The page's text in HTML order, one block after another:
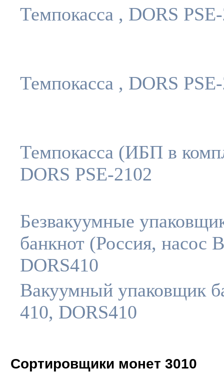
Темпокасса , DORS
Темпокасса , DORS
Темпокасса (ИБП в
DORS PSE-2102
Безвакуумные
банкнот (Россия, насос
DORS410
Вакуумный упаковщик
410, DORS410
Сортировщики монет 3010